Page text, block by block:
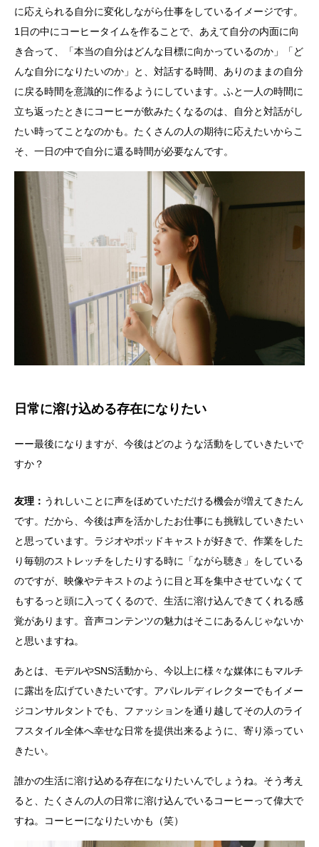
に応えられる自分に変化しながら仕事をしているイメージです。
1日の中にコーヒータイムを作ることで、あえて自分の内面に向
き合って、「本当の自分はどんな目標に向かっているのか」「ど
んな自分になりたいのか」と、対話する時間、ありのままの自分
に戻る時間を意識的に作るようにしています。ふと一人の時間に
立ち返ったときにコーヒーが飲みたくなるのは、自分と対話がし
たい時ってことなのかも。たくさんの人の期待に応えたいからこ
そ、一日の中で自分に還る時間が必要なんです。
日常に溶け込める存在になりたい
ーー最後になりますが、今後はどのような活動をしていきたいで
すか？
友理： うれしいことに声をほめていただける機会が増えてきたん
です。だから、今後は声を活かしたお仕事にも挑戦していきたい
と思っています。ラジオやポッドキャストが好きで、作業をした
り毎朝のストレッチをしたりする時に「ながら聴き」をしている
のですが、映像やテキストのように目と耳を集中させていなくて
もするっと頭に入ってくるので、生活に溶け込んできてくれる感
覚があります。音声コンテンツの魅力はそこにあるんじゃないか
と思いますね。
あとは、モデルやSNS活動から、今以上に様々な媒体にもマルチ
に露出を広げていきたいです。アパレルディレクターでもイメー
ジコンサルタントでも、ファッションを通り越してその人のライ
フスタイル全体へ幸せな日常を提供出来るように、寄り添ってい
きたい。
誰かの生活に溶け込める存在になりたいんでしょうね。そう考え
ると、たくさんの人の日常に溶け込んでいるコーヒーって偉大で
すね。コーヒーになりたいかも（笑）